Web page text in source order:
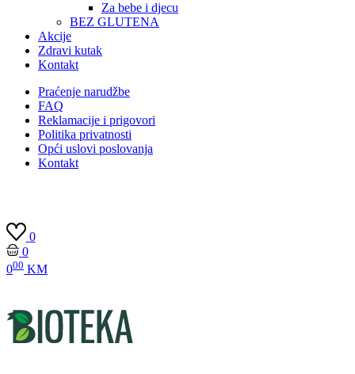
Za bebe i djecu
BEZ GLUTENA
Akcije
Zdravi kutak
Kontakt
Praćenje narudžbe
FAQ
Reklamacije i prigovori
Politika privatnosti
Opći uslovi poslovanja
Kontakt
0
0
000 KM